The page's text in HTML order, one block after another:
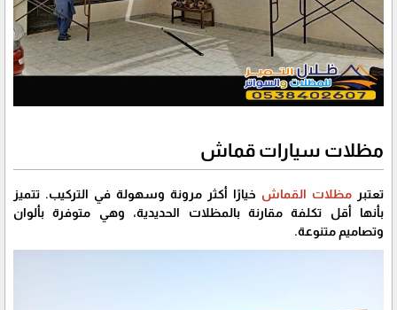
مظلات سيارات قماش
تعتبر مظلات القماش خيارًا أكثر مرونة وسهولة في التركيب. تتميز
بأنها أقل تكلفة مقارنة بالمظلات الحديدية، وهي متوفرة بألوان
وتصاميم متنوعة.